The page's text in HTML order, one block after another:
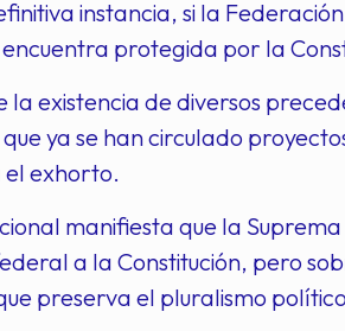
instancia, si la
protegida por la
la existencia de diversos
ya se han circulado
el exhorto.
manifiesta que la
a la Constitución, pero
preserva el pluralismo